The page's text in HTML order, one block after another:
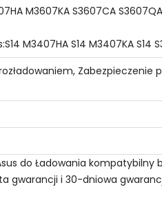
M3607KA S3607CA
M3407HA S14 M3407KA S14
Zabezpieczenie
do Ładowania kompatybilny
gwarancji i 30-dniowa